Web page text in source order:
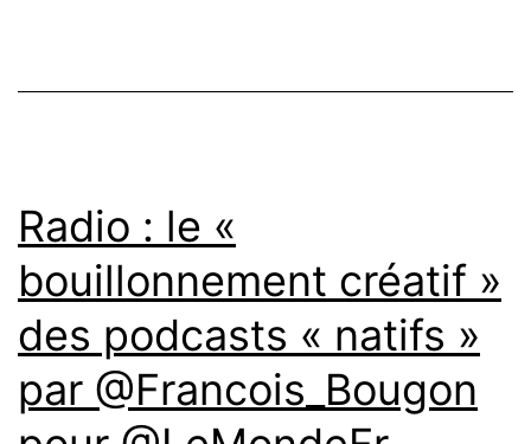
Radio : le «
bouillonnement créatif »
des podcasts « natifs »
par @Francois_Bougon